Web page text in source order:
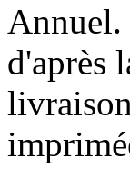
d'après